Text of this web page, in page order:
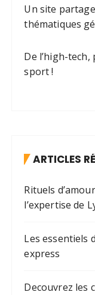
Un site
thématiques
De l’high-
sport !
ARTICLES
Rituels
l’expertise de
Les essentiels
express
Decouvrez les